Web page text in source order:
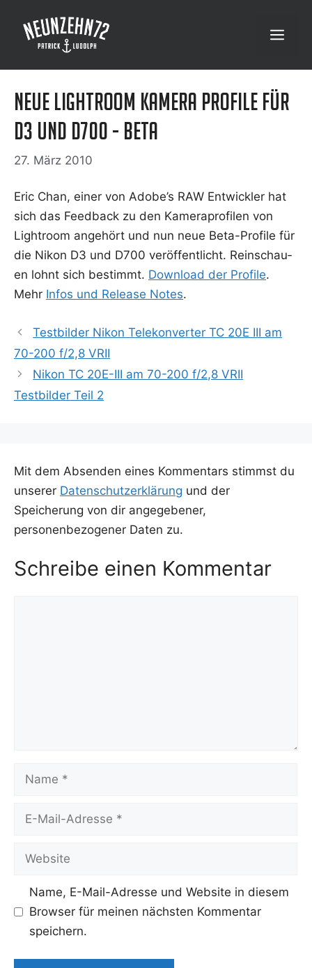
Inhalt
springen
Menü
Neue Lightroom Kamera Profile für
D3 und D700 - beta
27. März 2010
Eric Chan, einer von Adobe’s RAW Ent­wick­ler hat
sich das Feed­back zu den Kame­ra­pro­fi­len von
Ligh­t­room ange­hört und nun neue Beta-Pro­fi­le für
die Nikon D3 und D700 ver­öf­fent­licht. Rein­schau­
en lohnt sich bestimmt. Down­load der Pro­fi­le.
Mehr Infos und Release Notes.
Testbilder Nikon Telekonverter TC 20E III am
70-200 f/2,8 VRII
Nikon TC 20E-III am 70-200 f/2,8 VRII
Testbilder Teil 2
Mit dem Absenden eines Kommentars stimmst du
unserer Datenschutzerklärung und der
Speicherung von dir angegebener,
personenbezogener Daten zu.
Schreibe einen Kommentar
Name
Adresse
Website
Name, E-Mail-Adresse und Website in diesem
Browser für meinen nächsten Kommentar
speichern.